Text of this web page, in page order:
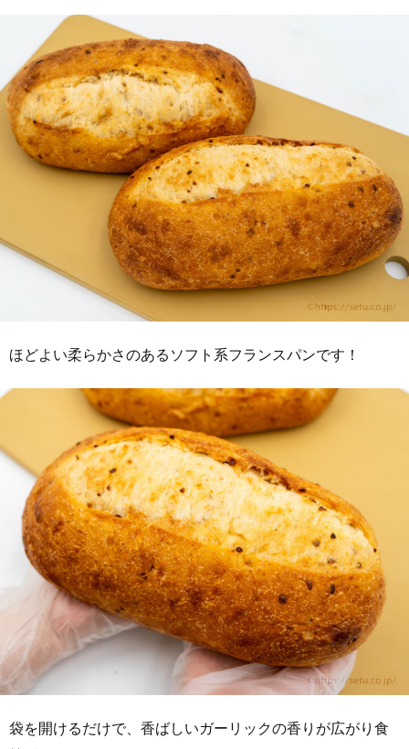
ほどよい柔らかさのあるソフト系フランスパンです！
袋を開けるだけで、香ばしいガーリックの香りが広がり食